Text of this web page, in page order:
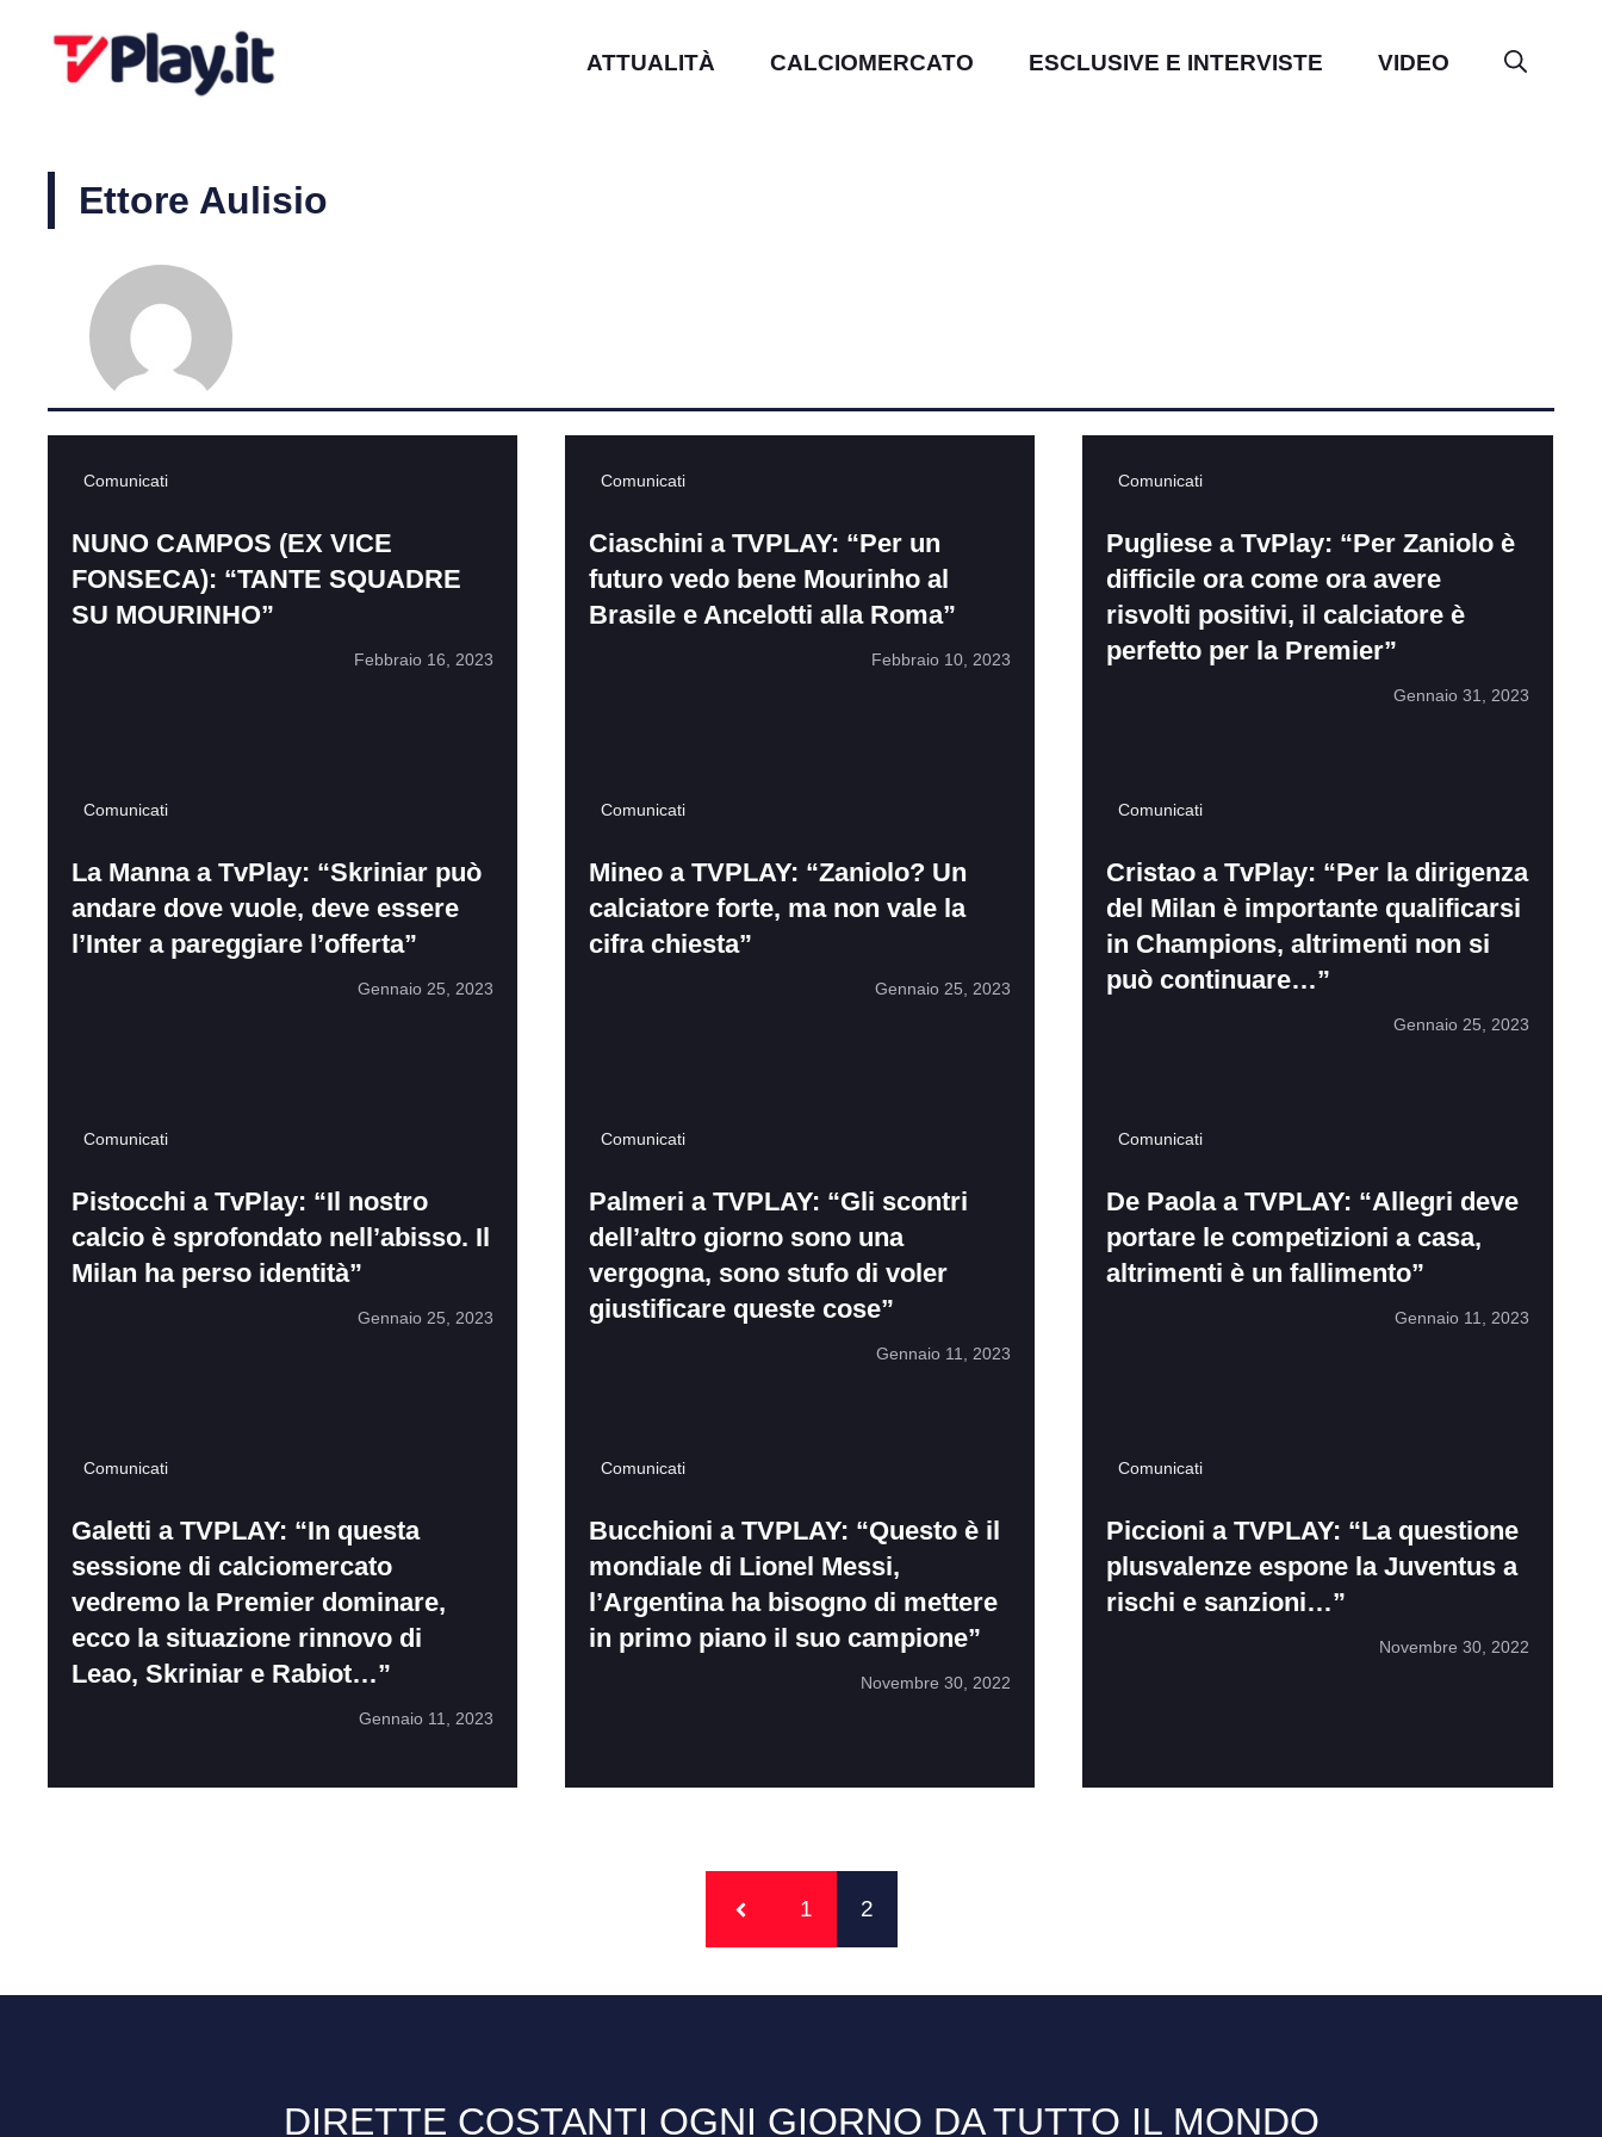
ATTUALITÀ CALCIOMERCATO ESCLUSIVE E INTERVISTE VIDEO
Ettore Aulisio
Comunicati
NUNO CAMPOS (EX VICE
FONSECA): “TANTE SQUADRE
SU MOURINHO”
Febbraio 16, 2023
Comunicati
Ciaschini a TVPLAY: “Per un
futuro vedo bene Mourinho al
Brasile e Ancelotti alla Roma”
Febbraio 10, 2023
Comunicati
Pugliese a TvPlay: “Per Zaniolo è
difficile ora come ora avere
risvolti positivi, il calciatore è
perfetto per la Premier”
Gennaio 31, 2023
Comunicati
La Manna a TvPlay: “Skriniar può
andare dove vuole, deve essere
l’Inter a pareggiare l’offerta”
Gennaio 25, 2023
Comunicati
Mineo a TVPLAY: “Zaniolo? Un
calciatore forte, ma non vale la
cifra chiesta”
Gennaio 25, 2023
Comunicati
Cristao a TvPlay: “Per la dirigenza
del Milan è importante qualificarsi
in Champions, altrimenti non si
può continuare…”
Gennaio 25, 2023
Comunicati
Pistocchi a TvPlay: “Il nostro
calcio è sprofondato nell’abisso. Il
Milan ha perso identità”
Gennaio 25, 2023
Comunicati
Palmeri a TVPLAY: “Gli scontri
dell’altro giorno sono una
vergogna, sono stufo di voler
giustificare queste cose”
Gennaio 11, 2023
Comunicati
De Paola a TVPLAY: “Allegri deve
portare le competizioni a casa,
altrimenti è un fallimento”
Gennaio 11, 2023
Comunicati
Galetti a TVPLAY: “In questa
sessione di calciomercato
vedremo la Premier dominare,
ecco la situazione rinnovo di
Leao, Skriniar e Rabiot…”
Gennaio 11, 2023
Comunicati
Bucchioni a TVPLAY: “Questo è il
mondiale di Lionel Messi,
l’Argentina ha bisogno di mettere
in primo piano il suo campione”
Novembre 30, 2022
Comunicati
Piccioni a TVPLAY: “La questione
plusvalenze espone la Juventus a
rischi e sanzioni…”
Novembre 30, 2022
1 2
DIRETTE COSTANTI OGNI GIORNO DA TUTTO IL MONDO